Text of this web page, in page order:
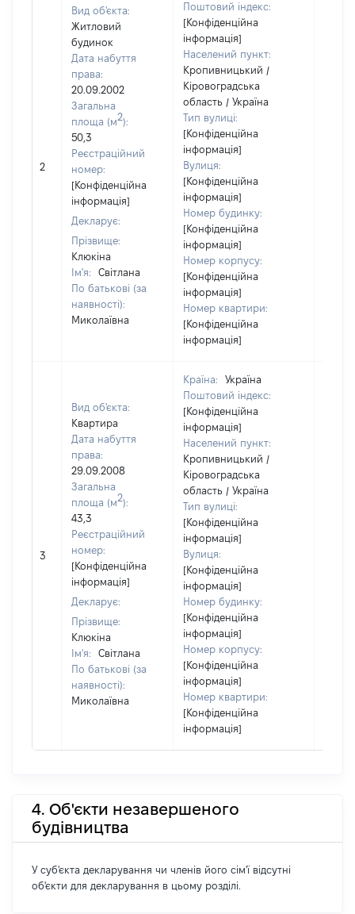
2
Вид об'єкта:
Житловий
будинок
Дата набуття
права:
20.09.2002
Загальна
площа (м2):
50,3
Реєстраційний
номер:
[Конфіденційна
інформація]
Декларує:
Прізвище:
Клюкіна
Ім'я:
Світлана
По батькові (за
наявності):
Миколаївна
Поштовий індекс:
[Конфіденційна
інформація]
Населений пункт:
Кропивницький /
Кіровоградська
область / Україна
Тип вулиці:
[Конфіденційна
інформація]
Вулиця:
[Конфіденційна
інформація]
Номер будинку:
[Конфіденційна
інформація]
Номер корпусу:
[Конфіденційна
інформація]
Номер квартири:
[Конфіденційна
інформація]
3
Вид об'єкта:
Квартира
Дата набуття
права:
29.09.2008
Загальна
площа (м2):
43,3
Реєстраційний
номер:
[Конфіденційна
інформація]
Декларує:
Прізвище:
Клюкіна
Ім'я:
Світлана
По батькові (за
наявності):
Миколаївна
Країна:
Україна
Поштовий індекс:
[Конфіденційна
інформація]
Населений пункт:
Кропивницький /
Кіровоградська
область / Україна
Тип вулиці:
[Конфіденційна
інформація]
Вулиця:
[Конфіденційна
інформація]
Номер будинку:
[Конфіденційна
інформація]
Номер корпусу:
[Конфіденційна
інформація]
Номер квартири:
[Конфіденційна
інформація]
4. Об'єкти незавершеного
будівництва
У суб'єкта декларування чи членів його сім'ї відсутні
об'єкти для декларування в цьому розділі.